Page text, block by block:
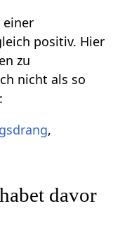
positiv. Hier
zu
nicht als so
,
davor